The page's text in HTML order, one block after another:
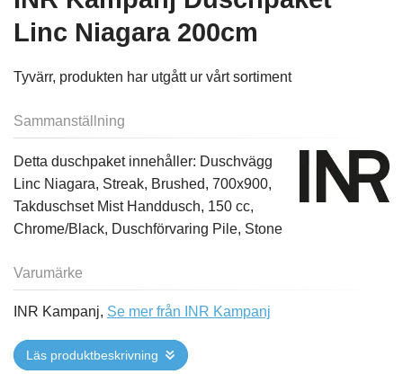
Linc Niagara 200cm
Tyvärr, produkten har utgått ur vårt sortiment
Sammanställning
Detta duschpaket innehåller: Duschvägg
Linc Niagara, Streak, Brushed, 700x900,
Takduschset Mist Handdusch, 150 cc,
Chrome/Black, Duschförvaring Pile, Stone
Varumärke
INR Kampanj, Se mer från INR Kampanj
Läs produktbeskrivning